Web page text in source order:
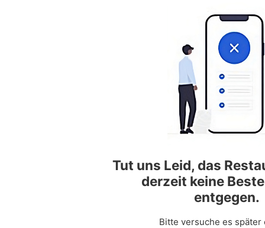
Tut uns Leid, das
derzeit keine
entgegen.
Bitte versuche es später